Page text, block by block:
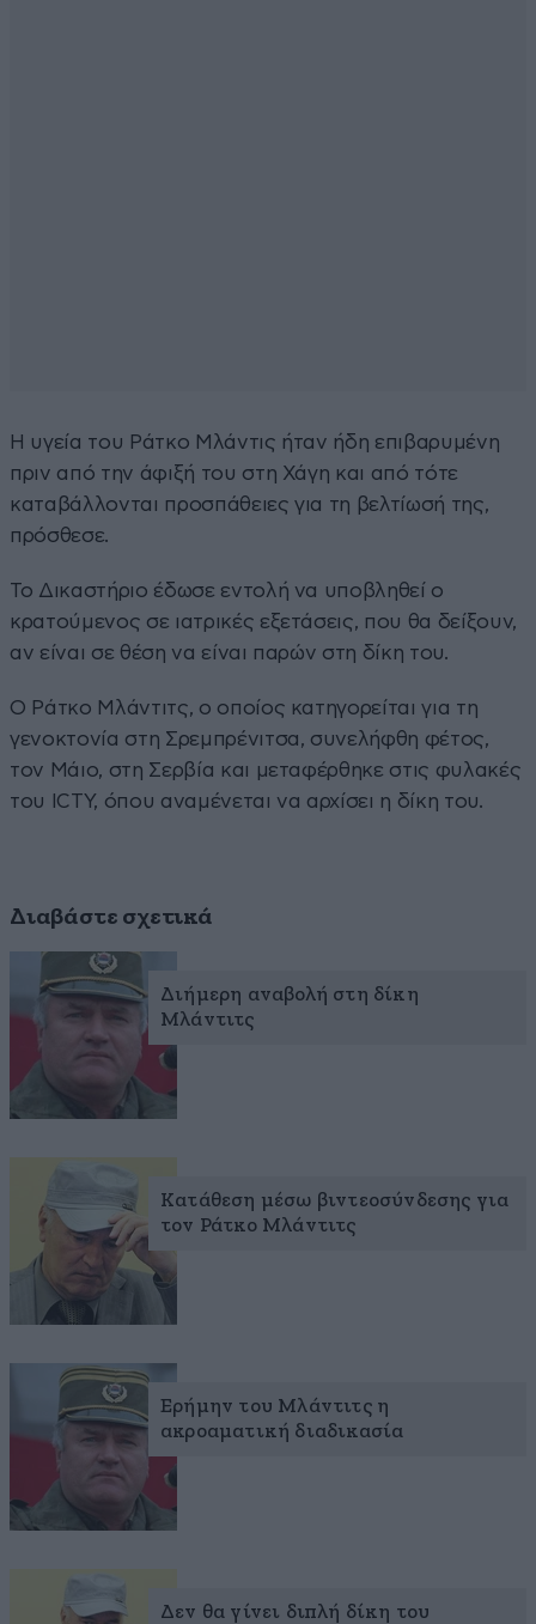
Η υγεία του Ράτκο Μλάντις ήταν ήδη επιβαρυμένη
πριν από την άφιξή του στη Χάγη και από τότε
καταβάλλονται προσπάθειες για τη βελτίωσή της,
πρόσθεσε.
Το Δικαστήριο έδωσε εντολή να υποβληθεί ο
κρατούμενος σε ιατρικές εξετάσεις, που θα δείξουν,
αν είναι σε θέση να είναι παρών στη δίκη του.
Ο Ράτκο Μλάντιτς, ο οποίος κατηγορείται για τη
γενοκτονία στη Σρεμπρένιτσα, συνελήφθη φέτος,
τον Μάιο, στη Σερβία και μεταφέρθηκε στις φυλακές
του ICTY, όπου αναμένεται να αρχίσει η δίκη του.
Διαβάστε σχετικά
Διήμερη αναβολή στη δίκη
Μλάντιτς
Κατάθεση μέσω βιντεοσύνδεσης για
τον Ράτκο Μλάντιτς
Ερήμην του Μλάντιτς η
ακροαματική διαδικασία
Δεν θα γίνει διπλή δίκη του